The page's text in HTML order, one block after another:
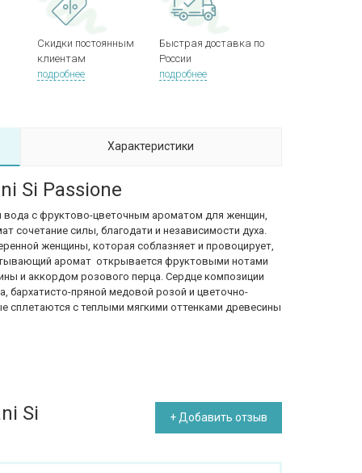
Скидки постоянным
клиентам
подробнее
Быстрая доставка по
России
подробнее
Характеристики
Si Passione
вода с фруктово-цветочным ароматом для женщин,
сочетание силы, благодати и независимости духа.
женщины, которая соблазняет и провоцирует,
аромат открывается фруктовыми нотами
и аккордом розового перца. Сердце композиции
бархатисто-пряной медовой розой и цветочно-
сплетаются с теплыми мягкими оттенками древесины
Si + Добавить отзыв